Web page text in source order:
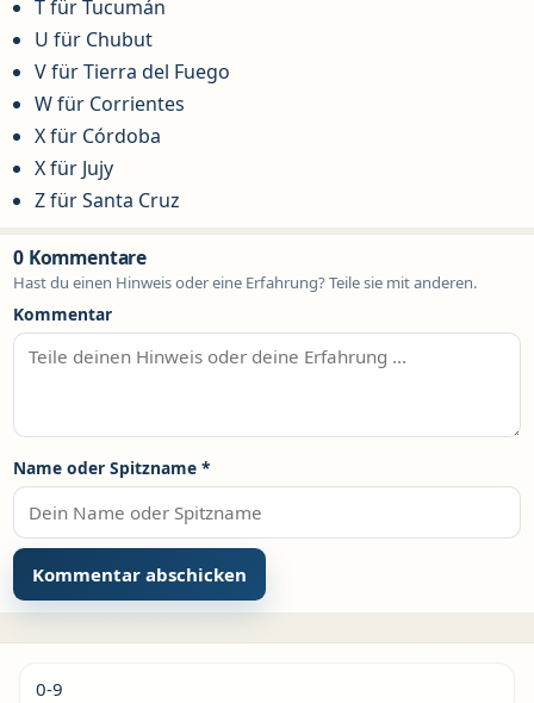
T für Tucumán
U für Chubut
V für Tierra del Fuego
W für Corrientes
X für Córdoba
X für Jujy
Z für Santa Cruz
0 Kommentare
Hast du einen Hinweis oder eine Erfahrung? Teile sie mit anderen.
Kommentar
Name oder Spitzname *
0-9